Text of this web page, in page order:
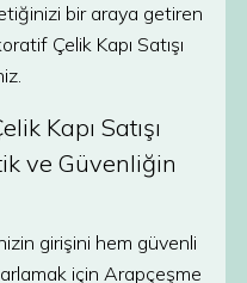
bir araya getiren
Çelik Kapı Satışı
Kapı Satışı
ve Güvenliğin
girişini hem güvenli
için Arapçeşme